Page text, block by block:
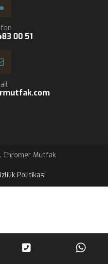
00 51
Chromer Mutfak
Politikası